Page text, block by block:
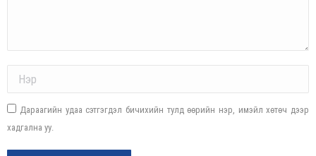
Дараагийн удаа сэтгэгдэл бичихийн тулд өөрийн нэр, имэйл хөтөч дээр
хадгална уу.